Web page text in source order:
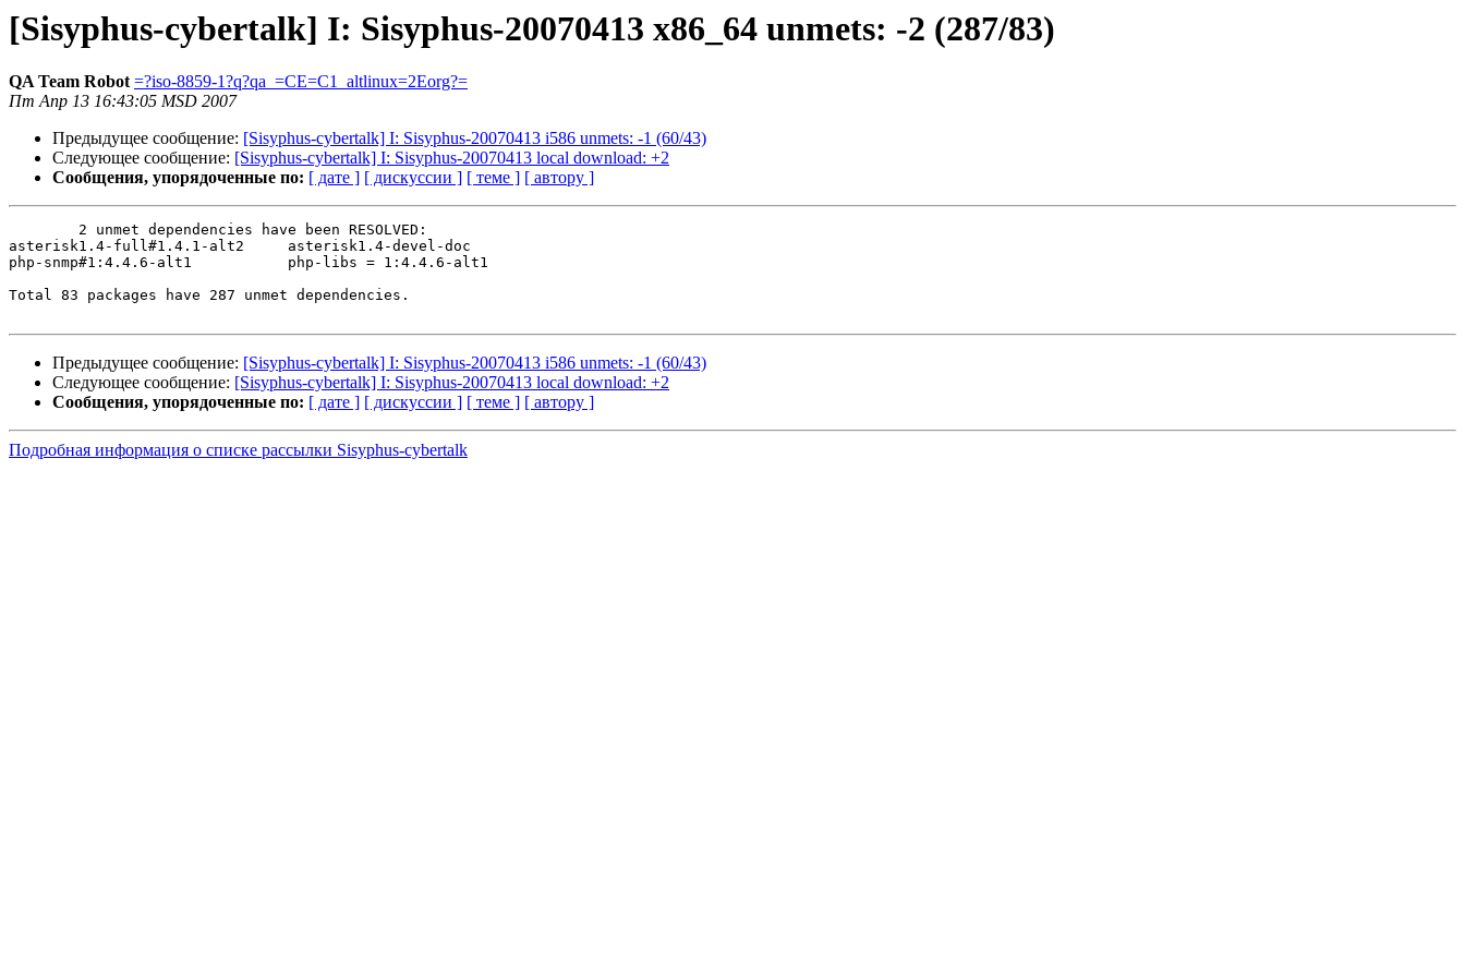
[Sisyphus-cybertalk] I: Sisyphus-20070413 x86_64 unmets: -2 (287/83)
QA Team Robot =?iso-8859-1?q?qa_=CE=C1_altlinux=2Eorg?=
Пт Апр 13 16:43:05 MSD 2007
Предыдущее сообщение: [Sisyphus-cybertalk] I: Sisyphus-20070413 i586 unmets: -1 (60/43)
Следующее сообщение: [Sisyphus-cybertalk] I: Sisyphus-20070413 local download: +2
Сообщения, упорядоченные по: [ дате ] [ дискуссии ] [ теме ] [ автору ]
asterisk1.4-full#1.4.1-alt2	asterisk1.4-devel-doc
php-snmp#1:4.4.6-alt1   	php-libs = 1:4.4.6-alt1
Total 83 packages have 287 unmet dependencies.
Предыдущее сообщение: [Sisyphus-cybertalk] I: Sisyphus-20070413 i586 unmets: -1 (60/43)
Следующее сообщение: [Sisyphus-cybertalk] I: Sisyphus-20070413 local download: +2
Сообщения, упорядоченные по: [ дате ] [ дискуссии ] [ теме ] [ автору ]
Подробная информация о списке рассылки Sisyphus-cybertalk